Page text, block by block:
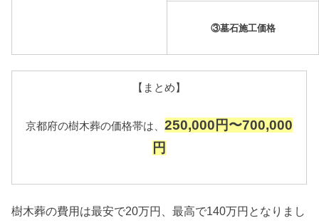
③墓石施工価格
【まとめ】
京都府の樹木葬の価格帯は、250,000円〜700,000
円
樹木葬の費用は最安で20万円、最高で140万円となりまし